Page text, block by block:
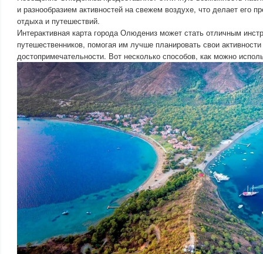
и разнообразием активностей на свежем воздухе, что делает его
отдыха и путешествий.
Интерактивная карта города Олюдениз может стать отличным
путешественников, помогая им лучше планировать свои
достопримечательности. Вот несколько способов, как можно